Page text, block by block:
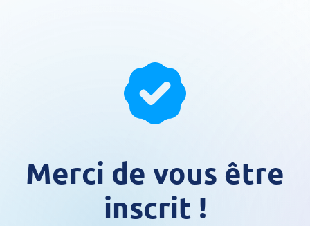
Merci de vous être
inscrit !